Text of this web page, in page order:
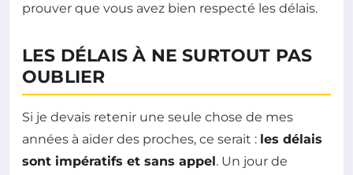
prouver que vous avez bien respecté les délais.
LES DÉLAIS À NE SURTOUT PAS
OUBLIER
Si je devais retenir une seule chose de mes
années à aider des proches, ce serait : les délais
sont impératifs et sans appel. Un jour de